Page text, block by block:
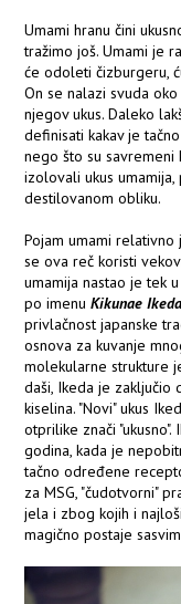
Umami hranu čini
tražimo još. Umami je
će odoleti čizburgeru,
On se nalazi svuda
njegov ukus. Daleko
definisati kakav je
nego što su savremeni
izolovali ukus
destilovanom obliku.
Pojam umami relativno
se ova reč koristi
umamija nastao je tek
po imenuKikunae Ikeda
privlačnost japanske
osnova za kuvanje
molekularne strukture
daši, Ikeda je zaključio
kiselina. "Novi" ukus
otprilike znači
godina, kada je
tačno određene
za MSG, "čudotvorni"
jela i zbog kojih i
magično postaje